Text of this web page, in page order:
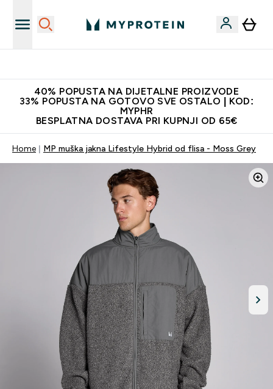
40% POPUSTA NA DIJETALNE PROIZVODE
33% POPUSTA NA GOTOVO SVE OSTALO | KOD:
MYPHR
BESPLATNA DOSTAVA PRI KUPNJI OD 65€
Home MP muška jakna Lifestyle Hybrid od flisa - Moss Grey